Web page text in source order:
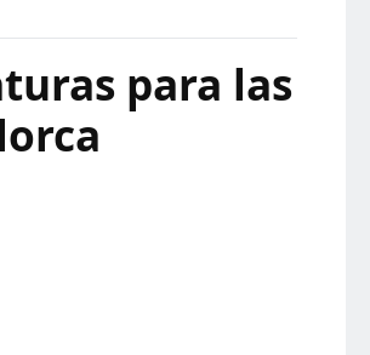
para las